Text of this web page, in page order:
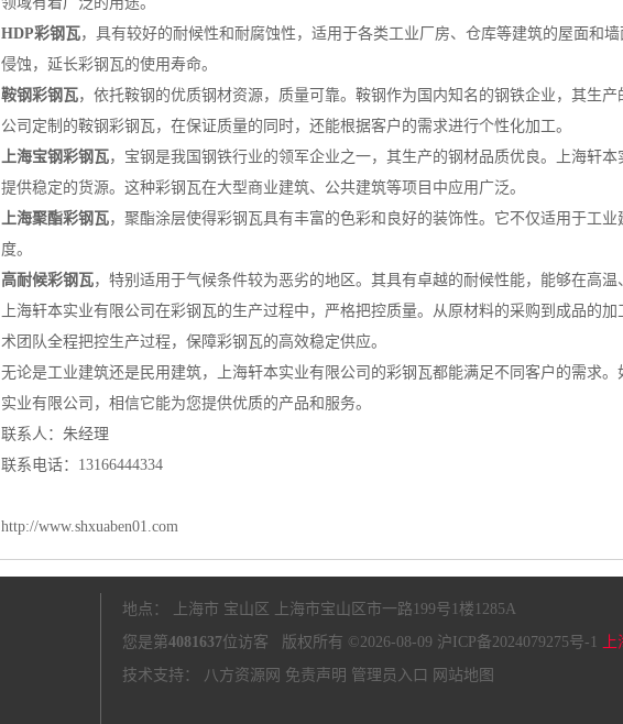
HDP彩钢瓦，具有较好的耐候性和耐腐蚀性，适用于各类工业厂房、仓库等建筑的屋面和
侵蚀，延长彩钢瓦的使用寿命。
鞍钢彩钢瓦，依托鞍钢的优质钢材资源，质量可靠。鞍钢作为国内知名的钢铁企业，其生
公司定制的鞍钢彩钢瓦，在保证质量的同时，还能根据客户的需求进行个性化加工。
上海宝钢彩钢瓦，宝钢是我国钢铁行业的领军企业之一，其生产的钢材品质优良。上海轩
提供稳定的货源。这种彩钢瓦在大型商业建筑、公共建筑等项目中应用广泛。
上海聚酯彩钢瓦，聚酯涂层使得彩钢瓦具有丰富的色彩和良好的装饰性。它不仅适用于工
度。
高耐候彩钢瓦，特别适用于气候条件较为恶劣的地区。其具有卓越的耐候性能，能够在高
上海轩本实业有限公司在彩钢瓦的生产过程中，严格把控质量。从原材料的采购到成品的
术团队全程把控生产过程，保障彩钢瓦的高效稳定供应。
无论是工业建筑还是民用建筑，上海轩本实业有限公司的彩钢瓦都能满足不同客户的需求
实业有限公司，相信它能为您提供优质的产品和服务。
联系人：朱经理
联系电话：13166444334
http://www.shxuaben01.com
地点： 上海市 宝山区 上海市宝山区市一路199号1楼1285A
您是第4081637位访客 版权所有 ©2026-08-09 沪ICP备2024079275号-1
技术支持：
八方资源网 免责声明 管理员入口 网站地图